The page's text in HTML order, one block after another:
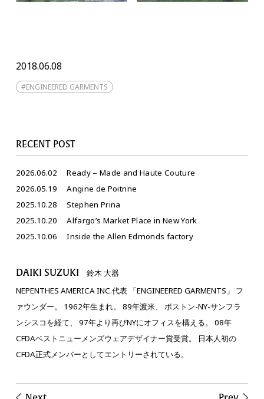
2018.06.08
#ENGINEERED GARMENTS
RECENT POST
2026.06.02
Ready – Made and Haute Couture
2026.05.19
Angine de Poitrine
2025.10.28
Stephen Prina
2025.10.20
Alfargo’s Market Place in New York
2025.10.06
Inside the Allen Edmonds factory
DAIKI SUZUKI 鈴木 大器
NEPENTHES AMERICA INC.代表 「ENGINEERED GARMENTS」 フ
ァウンダー。 1962年生まれ。 89年渡米、 ボストン-NY-サンフラ
ンシスコを経て、 97年より再びNYにオフィスを構える。 08年
CFDAベストニューメンズウェアデザイナー賞受賞。 日本人初の
CFDA正式メンバーとしてエントリーされている。